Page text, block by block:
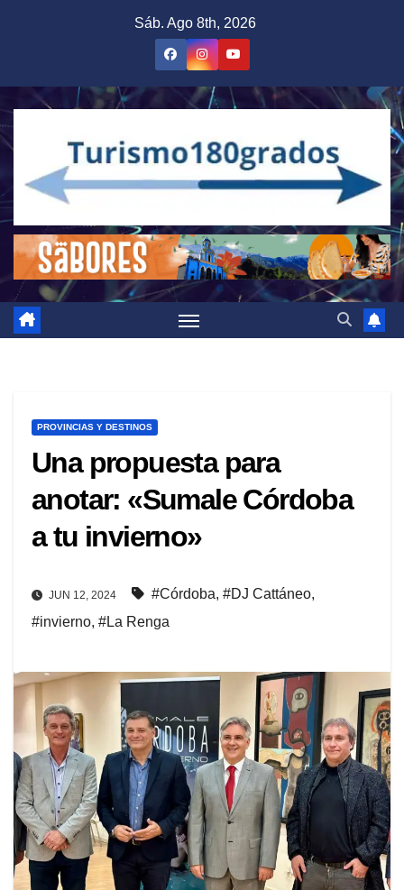
Sáb. Ago 8th, 2026
PROVINCIAS Y DESTINOS
Una propuesta para
anotar: «Sumale Córdoba
a tu invierno»
JUN 12, 2024 #Córdoba, #DJ Cattáneo,
#invierno, #La Renga